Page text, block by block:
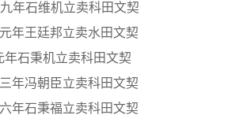
年石维机立卖科田文契
年王廷邦立卖水田文契
石秉机立卖科田文契
年冯朝臣立卖科田文契
年石秉福立卖科田文契